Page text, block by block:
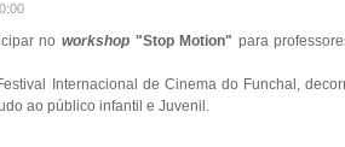
no workshop"Stop Motion" para
Internacional de Cinema do Funchal,
ao público infantil e Juvenil.